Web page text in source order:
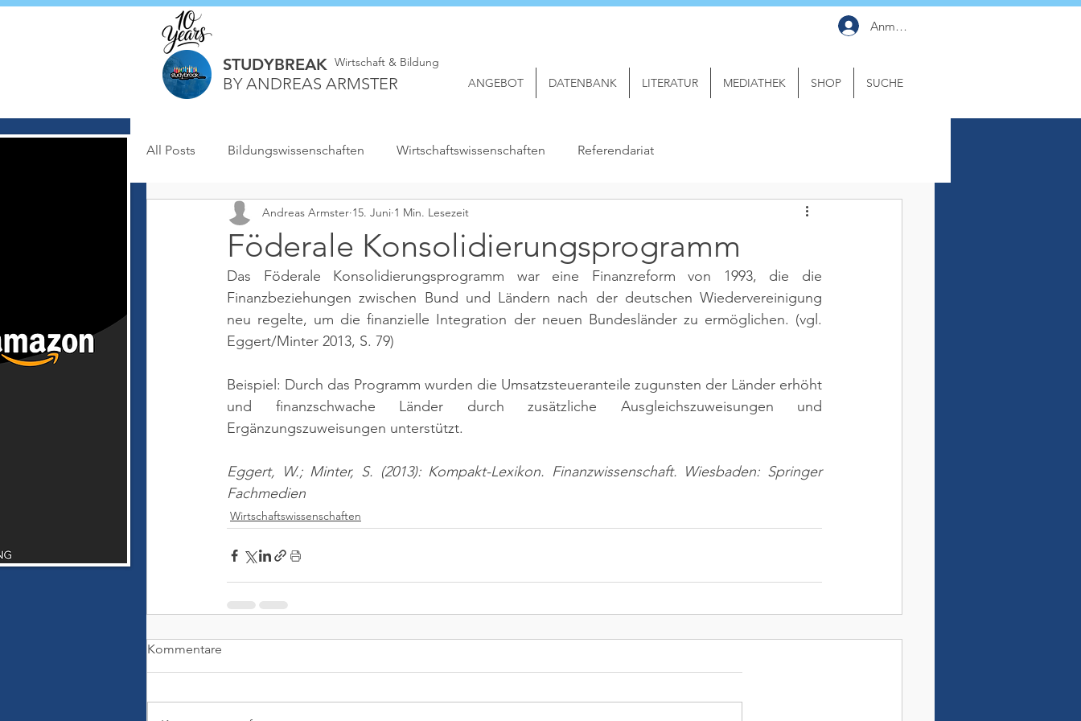
STUDYBREAK
BY ANDREAS ARMSTER
Wirtschaft & Bildung
Anmelden
ANGEBOT DATENBANK LITERATUR MEDIATHEK SHOP SUCHE
All Posts Bildungswissenschaften Wirtschaftswissenschaften Referendariat
Föderale Konsolidierungsprogramm
Andreas Armster 15. Juni 1 Min. Lesezeit
Das Föderale Konsolidierungsprogramm war eine Finanzreform von 1993, die die
Finanzbeziehungen zwischen Bund und Ländern nach der deutschen Wiedervereinigung
neu regelte, um die finanzielle Integration der neuen Bundesländer zu ermöglichen. (vgl.
Eggert/Minter 2013, S. 79)
Beispiel: Durch das Programm wurden die Umsatzsteueranteile zugunsten der Länder erhöht
und finanzschwache Länder durch zusätzliche Ausgleichszuweisungen und
Ergänzungszuweisungen unterstützt.
Eggert, W.; Minter, S. (2013): Kompakt-Lexikon. Finanzwissenschaft. Wiesbaden: Springer
Fachmedien
Wirtschaftswissenschaften
Kommentare